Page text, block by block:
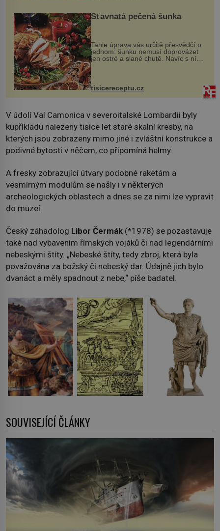
Šťavnatá pečená šunka
Tahle úprava vás určitě přesvědčí o
jednom: šunku nemusí doprovázet
jen ostré a slané chutě. Navíc s ní
nakrmíte poměrně hodně hladových
krků. Ingredience sádlo 3 kg šunky
vcelku 3 stroužky česneku hl...
tisicereceptu.cz
V údolí Val Camonica v severoitalské Lombardii byly
kupříkladu nalezeny tisíce let staré skalní kresby, na
kterých jsou zobrazeny mimo jiné i zvláštní konstrukce a
podivné bytosti v něčem, co připomíná helmy.
A fresky zobrazující útvary podobné raketám a
vesmírným modulům se našly i v některých
archeologických oblastech a dnes se za nimi lze vypravit
do muzeí.
Český záhadolog Libor Čermák (*1978) se pozastavuje
také nad vybavením římských vojáků či nad legendárními
nebeskými štíty. „Nebeské štíty, tedy zbroj, která byla
považována za božský či nebeský dar. Údajně jich bylo
dvanáct a měly spadnout z nebe,“ píše badatel.
SOUVISEJÍCÍ ČLÁNKY